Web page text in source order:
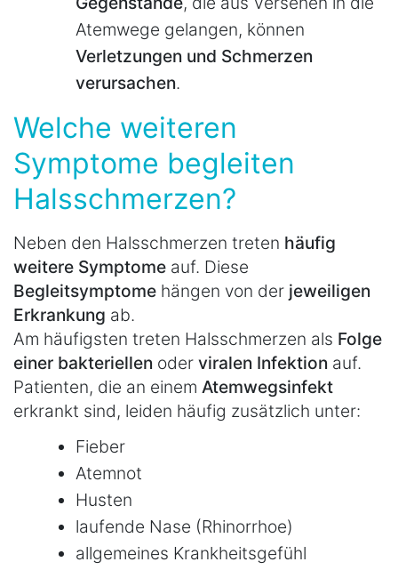
Atemwege gelangen, können
Verletzungen und Schmerzen
verursachen.
Welche weiteren
Symptome begleiten
Halsschmerzen?
Neben den Halsschmerzen treten häufig
weitere Symptome auf. Diese
Begleitsymptome hängen von der jeweiligen
Erkrankung ab.
Am häufigsten treten Halsschmerzen als Folge
einer bakteriellen oder viralen Infektion auf.
Patienten, die an einem Atemwegsinfekt
erkrankt sind, leiden häufig zusätzlich unter:
Fieber
Atemnot
Husten
laufende Nase (Rhinorrhoe)
allgemeines Krankheitsgefühl